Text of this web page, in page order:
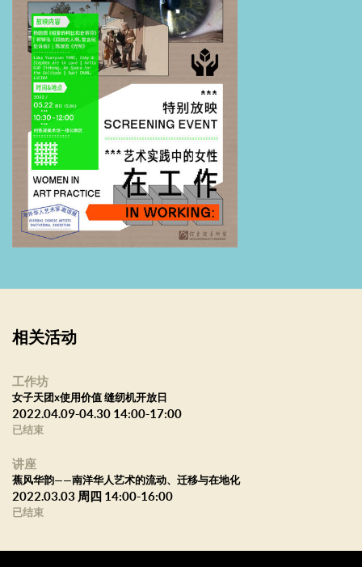
皇家列宾美术学院，获油画学士
学位；2012年获伦敦艺术大学优
秀奖学金，2015年毕业于伦敦艺
术大学圣马丁艺术与设计学院，
获纯艺术硕士学位；2017年肄业
于伦敦大学人类学院。2017年及
2018年于305Space进行一系列个
人实验项目。她目前的艺术创作
是结合写作，关注个人内化于现实环境中的崩塌、政治立场的变革
和个人如何于消散的现代性中自持、文学性与诗性在内心与外界的
裂缝中的变化，同时2019-2020她重拾绘画，并试图探索绘画与她
住转身”，中国美术馆，北京，中国（2020）；“对角线”，魔金石空
相关活动
工作坊
女子天团x使用价值 缝纫机开放日
2022.04.09-04.30 14:00-17:00
已结束
讲座
蕉风华韵——南洋华人艺术的流动、迁移与在地化
2022.03.03 周四 14:00-16:00
已结束